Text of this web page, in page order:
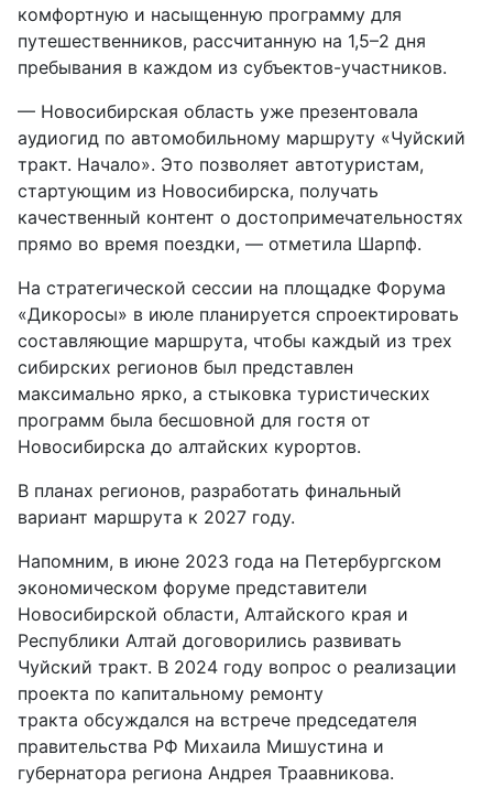
комфортную и насыщенную программу для
путешественников, рассчитанную на 1,5–2 дня
пребывания в каждом из субъектов-участников.
— Новосибирская область уже презентовала
аудиогид по автомобильному маршруту «Чуйский
тракт. Начало». Это позволяет автотуристам,
стартующим из Новосибирска, получать
качественный контент о достопримечательностях
прямо во время поездки, — отметила Шарпф.
На стратегической сессии на площадке Форума
«Дикоросы» в июле планируется спроектировать
составляющие маршрута, чтобы каждый из трех
сибирских регионов был представлен
максимально ярко, а стыковка туристических
программ была бесшовной для гостя от
Новосибирска до алтайских курортов.
В планах регионов, разработать финальный
вариант маршрута к 2027 году.
Напомним, в июне 2023 года на Петербургском
экономическом форуме представители
Новосибирской области, Алтайского края и
Республики Алтай договорились развивать
Чуйский тракт. В 2024 году вопрос о реализации
проекта по капитальному ремонту
тракта обсуждался на встрече председателя
правительства РФ Михаила Мишустина и
губернатора региона Андрея Траавникова.